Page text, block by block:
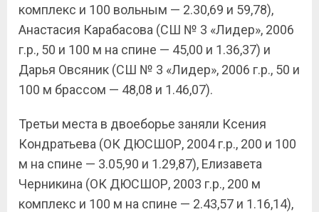
комплекс и 100 вольным — 2.30,69 и 59,78),
Анастасия Карабасова (СШ № 3 «Лидер», 2006
г.р., 50 и 100 м на спине — 45,00 и 1.36,37) и
Дарья Овсяник (СШ № 3 «Лидер», 2006 г.р., 50 и
100 м брассом — 48,08 и 1.46,07).
Третьи места в двоеборье заняли Ксения
Кондратьева (ОК ДЮСШОР, 2004 г.р., 200 и 100
м на спине — 3.05,90 и 1.29,87), Елизавета
Черникина (ОК ДЮСШОР, 2003 г.р., 200 м
комплекс и 100 м на спине — 2.43,57 и 1.16,14),